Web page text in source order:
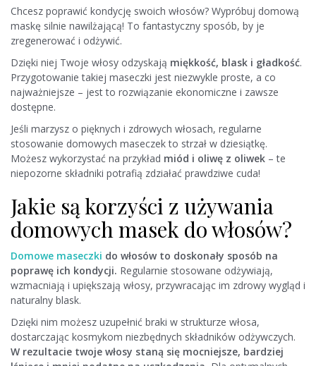
Chcesz poprawić kondycję swoich włosów? Wypróbuj domową
maskę silnie nawilżającą! To fantastyczny sposób, by je
zregenerować i odżywić.
Dzięki niej Twoje włosy odzyskają miękkość, blask i gładkość.
Przygotowanie takiej maseczki jest niezwykle proste, a co
najważniejsze – jest to rozwiązanie ekonomiczne i zawsze
dostępne.
Jeśli marzysz o pięknych i zdrowych włosach, regularne
stosowanie domowych maseczek to strzał w dziesiątkę.
Możesz wykorzystać na przykład miód i oliwę z oliwek – te
niepozorne składniki potrafią zdziałać prawdziwe cuda!
Jakie są korzyści z używania
domowych masek do włosów?
Domowe maseczki do włosów to doskonały sposób na
poprawę ich kondycji. Regularnie stosowane odżywiają,
wzmacniają i upiększają włosy, przywracając im zdrowy wygląd i
naturalny blask.
Dzięki nim możesz uzupełnić braki w strukturze włosa,
dostarczając kosmykom niezbędnych składników odżywczych.
W rezultacie twoje włosy staną się mocniejsze, bardziej